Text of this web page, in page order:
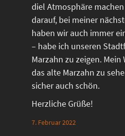
diel Atmosphäre
darauf, bei meiner
haben wir auch immer
– habe ich unseren
Marzahn zu zeigen.
das alte Marzahn zu
sicher auch schön.
Herzliche Grüße!
7. Februar 2022